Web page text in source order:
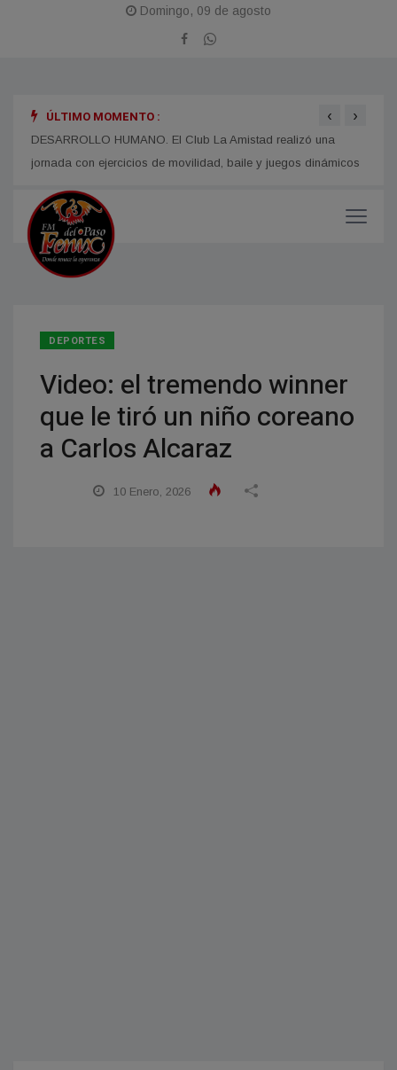
Domingo, 09 de agosto
ÚLTIMO MOMENTO :
DESARROLLO HUMANO. El Club La Amistad realizó una
jornada con ejercicios de movilidad, baile y juegos dinámicos
‹ ›
DEPORTES
Video: el tremendo winner
que le tiró un niño coreano
a Carlos Alcaraz
10 Enero, 2026